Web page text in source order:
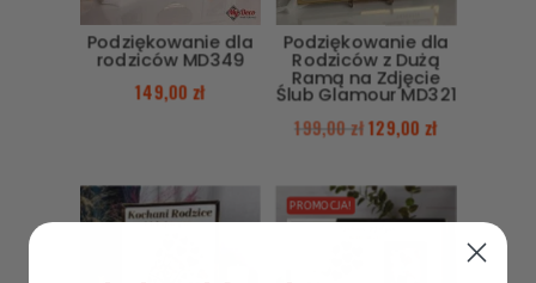
Podziękowanie dla
rodziców MD349
149,00 zł
Podziękowanie dla
Rodziców z Dużą
Ramą na Zdjęcie
Ślub Glamour MD321
199,00 zł129,00 zł
PROMOCJA!